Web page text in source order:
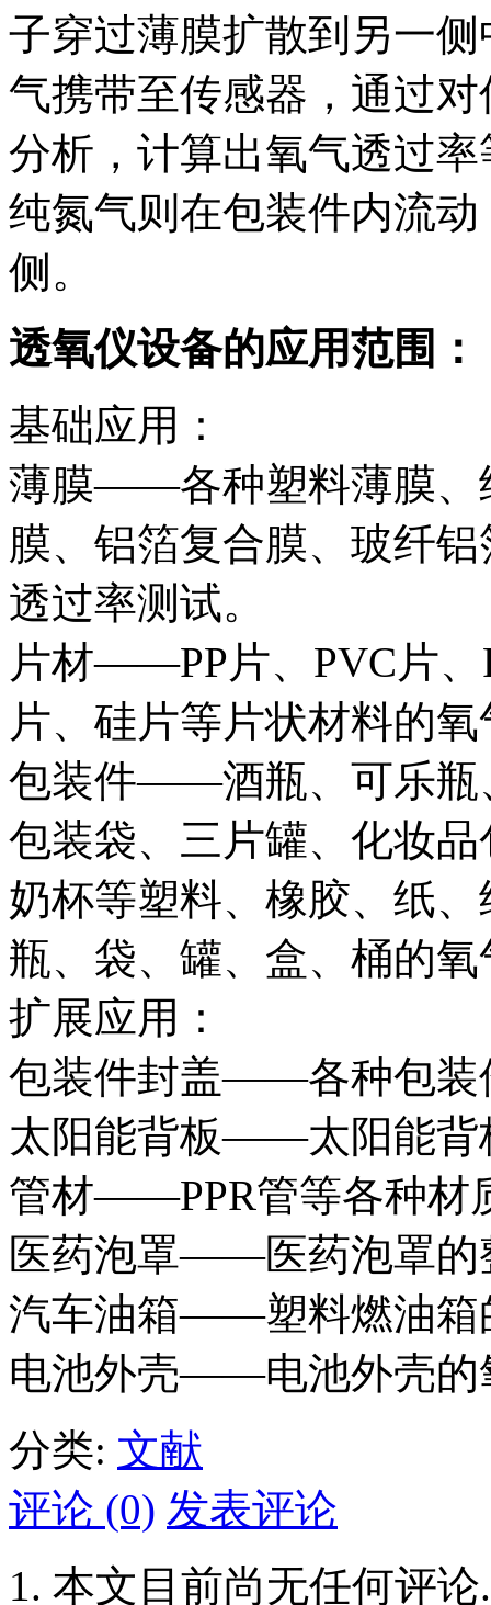
子穿过薄膜扩散到另一
气携带至传感器，通过
分析，计算出氧气透过
纯氮气则在包装件内流
侧。
透氧仪设备的应用范围：
基础应用：
薄膜——各种塑料薄膜、
膜、铝箔复合膜、玻纤
透过率测试。
片材——PP片、PVC片、
片、硅片等片状材料的
包装件——酒瓶、可乐瓶
包装袋、三片罐、化妆
奶杯等塑料、橡胶、纸
瓶、袋、罐、盒、桶的
扩展应用：
包装件封盖——各种包装
太阳能背板——太阳能背
管材——PPR管等各种材
医药泡罩——医药泡罩的
汽车油箱——塑料燃油箱
电池外壳——电池外壳的
分类: 文献
评论 (0) 发表评论
本文目前尚无任何评论.